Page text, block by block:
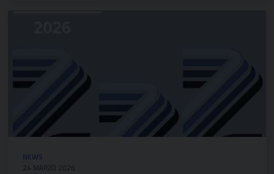
NEWS
24 MARZO 2026